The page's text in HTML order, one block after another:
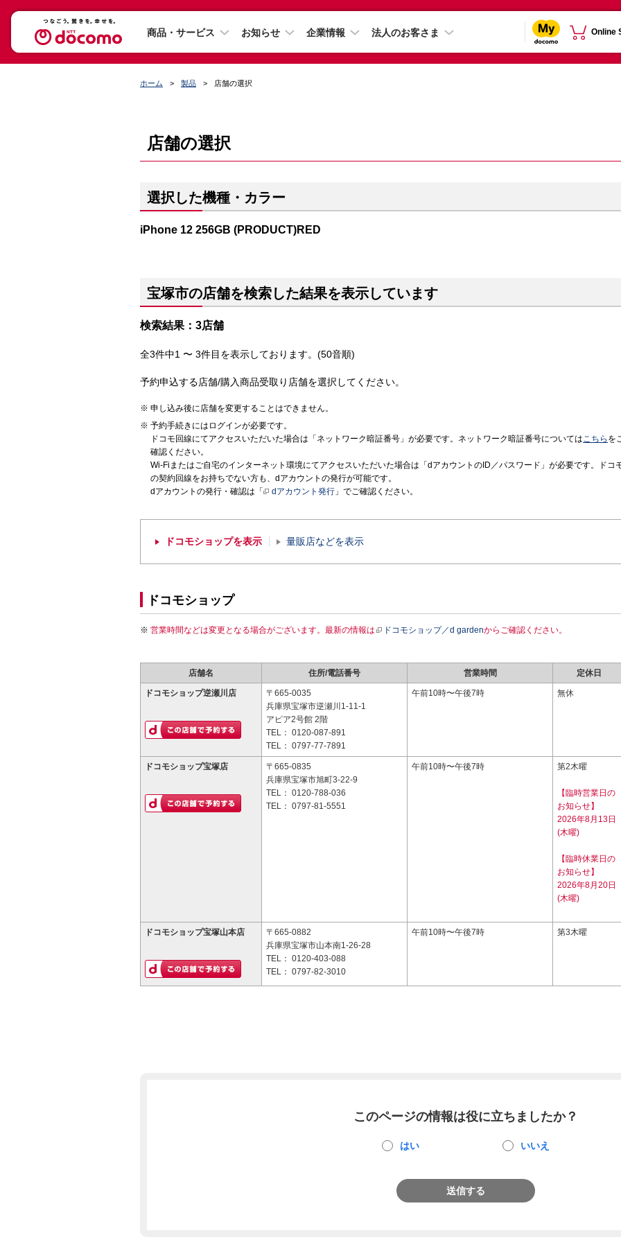
商品・サービス お知らせ 企業情報 法人のお客さま Online
ホーム 製品 店舗の選択
店舗の選択
選択した機種・カラー
iPhone 12 256GB (PRODUCT)RED
宝塚市の店舗を検索した結果を表示しています
検索結果：3店舗
全3件中1 〜 3件目を表示しております。(50音順)
予約申込する店舗/購入商品受取り店舗を選択してください。
申し込み後に店舗を変更することはできません。
予約手続きにはログインが必要です。
ドコモ回線にてアクセスいただいた場合は「ネットワーク暗証番号」が必要です。ネットワーク暗証番号についてはこちら を
確認ください。
Wi-Fiまたはご自宅のインターネット環境にてアクセスいただいた場合は「dアカウントのID／パスワード」が必要です。ドコ
の契約回線をお持ちでない方も、dアカウントの発行が可能です。
dアカウントの発行・確認は「
dアカウント発行 」でご確認ください。
ドコモショップを表示 量販店などを表示
ドコモショップ
営業時間などは変更となる場合がございます。最新の情報は ドコモショップ／d gardenからご確認ください。
店舗名 住所/電話番号 営業時間 定休日
ドコモショップ逆瀬川店
〒665-0035
兵庫県宝塚市逆瀬川1-11-1
アピア2号館 2階
TEL： 0120-087-891
TEL： 0797-77-7891
午前10時〜午後7時 無休
ドコモショップ宝塚店
〒665-0835
兵庫県宝塚市旭町3-22-9
TEL： 0120-788-036
TEL： 0797-81-5551
午前10時〜午後7時 第2木曜
【臨時営業日の
お知らせ】
2026年8月13日
(木曜)
【臨時休業日の
お知らせ】
2026年8月20日
(木曜)
ドコモショップ宝塚山本店
〒665-0882
兵庫県宝塚市山本南1-26-28
TEL： 0120-403-088
TEL： 0797-82-3010
午前10時〜午後7時 第3木曜
このページの情報は役に立ちましたか？
はい いいえ
送信する